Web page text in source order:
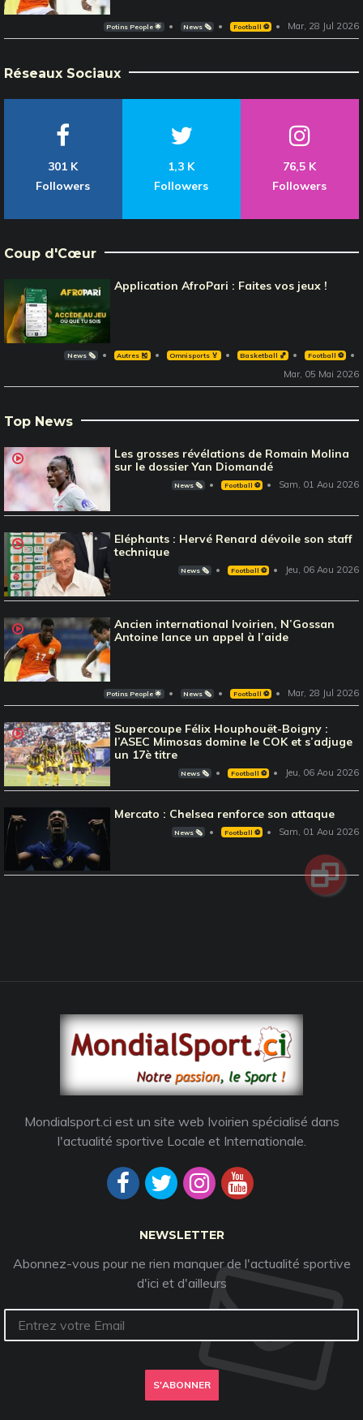
Potins People 🌟 News 🗞️ Football ⚽️ Mar, 28 Jul 2026
Réseaux Sociaux
301 K
Followers
1,3 K
Followers
76,5 K
Followers
Coup d'Cœur
Application AfroPari : Faites vos jeux !
News 🗞️ Autres 🎽 Omnisports 🏅 Basketball 🏀 Football ⚽️
Mar, 05 Mai 2026
Top News
Les grosses révélations de Romain Molina
sur le dossier Yan Diomandé
News 🗞️ Football ⚽️ Sam, 01 Aou 2026
Eléphants : Hervé Renard dévoile son staff
technique
News 🗞️ Football ⚽️ Jeu, 06 Aou 2026
Ancien international Ivoirien, N’Gossan
Antoine lance un appel à l’aide
Potins People 🌟 News 🗞️ Football ⚽️ Mar, 28 Jul 2026
Supercoupe Félix Houphouët-Boigny :
l’ASEC Mimosas domine le COK et s’adjuge
un 17è titre
News 🗞️ Football ⚽️ Jeu, 06 Aou 2026
Mercato : Chelsea renforce son attaque
News 🗞️ Football ⚽️ Sam, 01 Aou 2026
Mondialsport.ci est un site web Ivoirien spécialisé dans
l'actualité sportive Locale et Internationale.
NEWSLETTER
Abonnez-vous pour ne rien manquer de l'actualité sportive
d'ici et d'ailleurs
S'ABONNER